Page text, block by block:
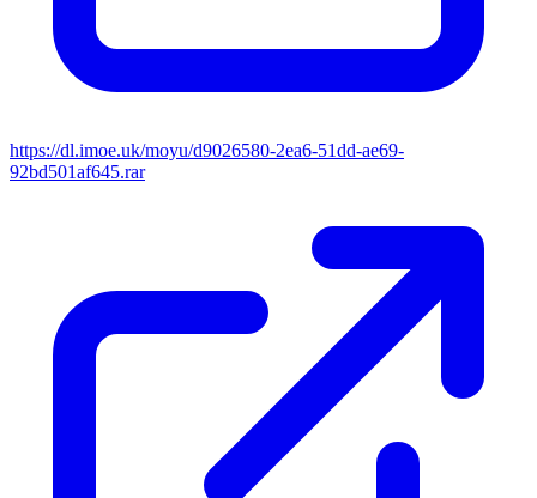
https://dl.imoe.uk/moyu/d9026580-2ea6-51dd-ae69-
92bd501af645.rar